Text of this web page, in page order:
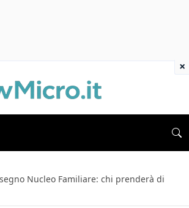
Nucleo Familiare: chi prenderà di
×